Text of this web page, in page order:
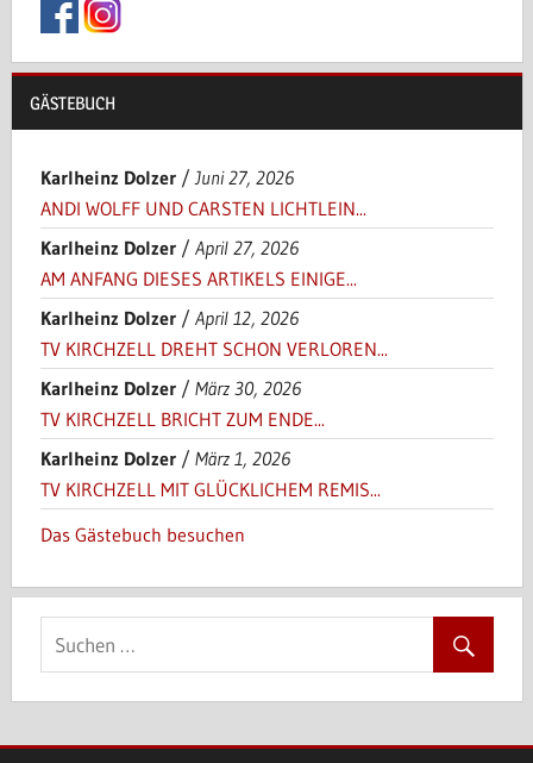
GÄSTEBUCH
Karlheinz Dolzer/ Juni 27, 2026
ANDI WOLFF UND CARSTEN LICHTLEIN...
Karlheinz Dolzer/ April 27, 2026
AM ANFANG DIESES ARTIKELS EINIGE...
Karlheinz Dolzer/ April 12, 2026
TV KIRCHZELL DREHT SCHON VERLOREN...
Karlheinz Dolzer/ März 30, 2026
TV KIRCHZELL BRICHT ZUM ENDE...
Karlheinz Dolzer/ März 1, 2026
TV KIRCHZELL MIT GLÜCKLICHEM REMIS...
Das Gästebuch besuchen